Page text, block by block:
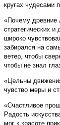
кругах чудесами
«Почему древние
стратегических
широко
забирался на
ветер, чтобы
чтобы не знал
«Цельны
чувство меры и
«Счастливое
Радость
мог к красоте